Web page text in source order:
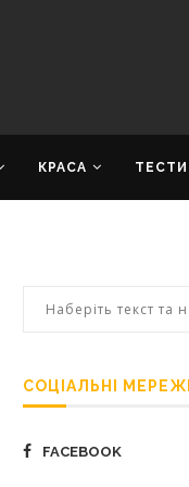
КРАСА ТЕСТИ
СОЦІАЛЬНІ МЕРЕЖІ
FACEBOOK